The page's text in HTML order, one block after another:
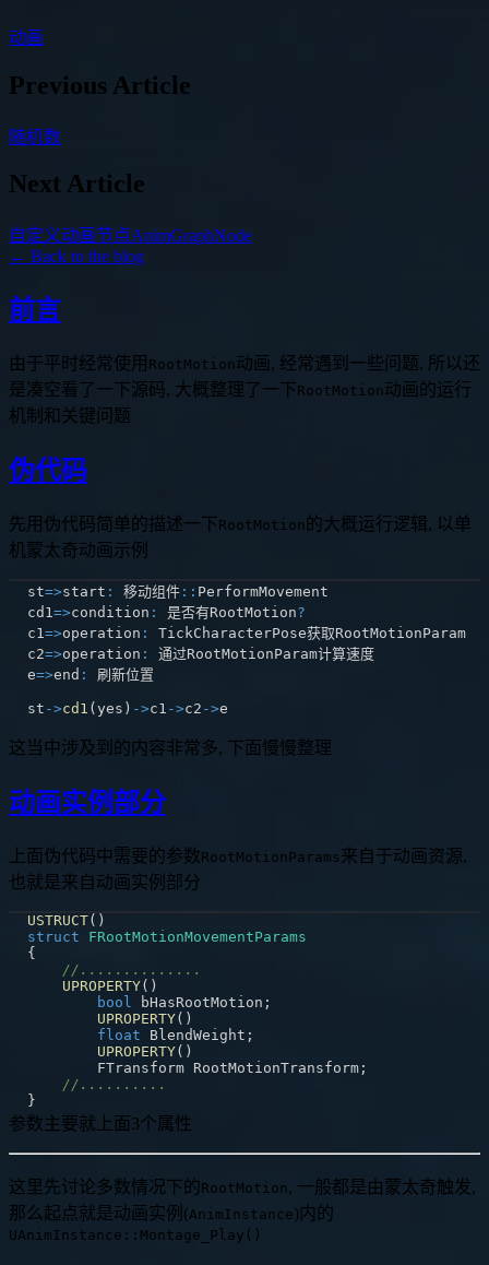
动画
Previous Article
随机数
Next Article
自定义动画节点AnimGraphNode
← Back to the blog
前言
由于平时经常使用 RootMotion动画, 经常遇到一些问题, 所以还
是凑空看了一下源码, 大概整理了一下RootMotion动画的运行
机制和关键问题
伪代码
先用伪代码简单的描述一下RootMotion 的大概运行逻辑, 以单
机蒙太奇动画示例
st=>start : 移动组件 : :
cd1=>condition : 是否有RootMotion?
c1=>operation :
c2=>operation :
e=>end :
st ->cd1 ( yes ) ->c1 ->c2 ->
这当中涉及到的内容非常多, 下面慢慢整理
动画实例部分
上面伪代码中需要的参数RootMotionParams 来自于动画资源,
也就是来自动画实例部分
USTRUCT( )
struct
FRootMotionMovementParams
{
//..............
UPROPERTY( )
bool
bHasRootMotion ;
UPROPERTY( )
float BlendWeight ;
UPROPERTY( )
	FTransform RootMotionTransform
;
//..........
}
参数主要就上面3个属性
这里先讨论多数情况下的RootMotion, 一般都是由蒙太奇触发,
那么起点就是动画实例(AnimInstance )内的
UAnimInstance::Montage_Play()